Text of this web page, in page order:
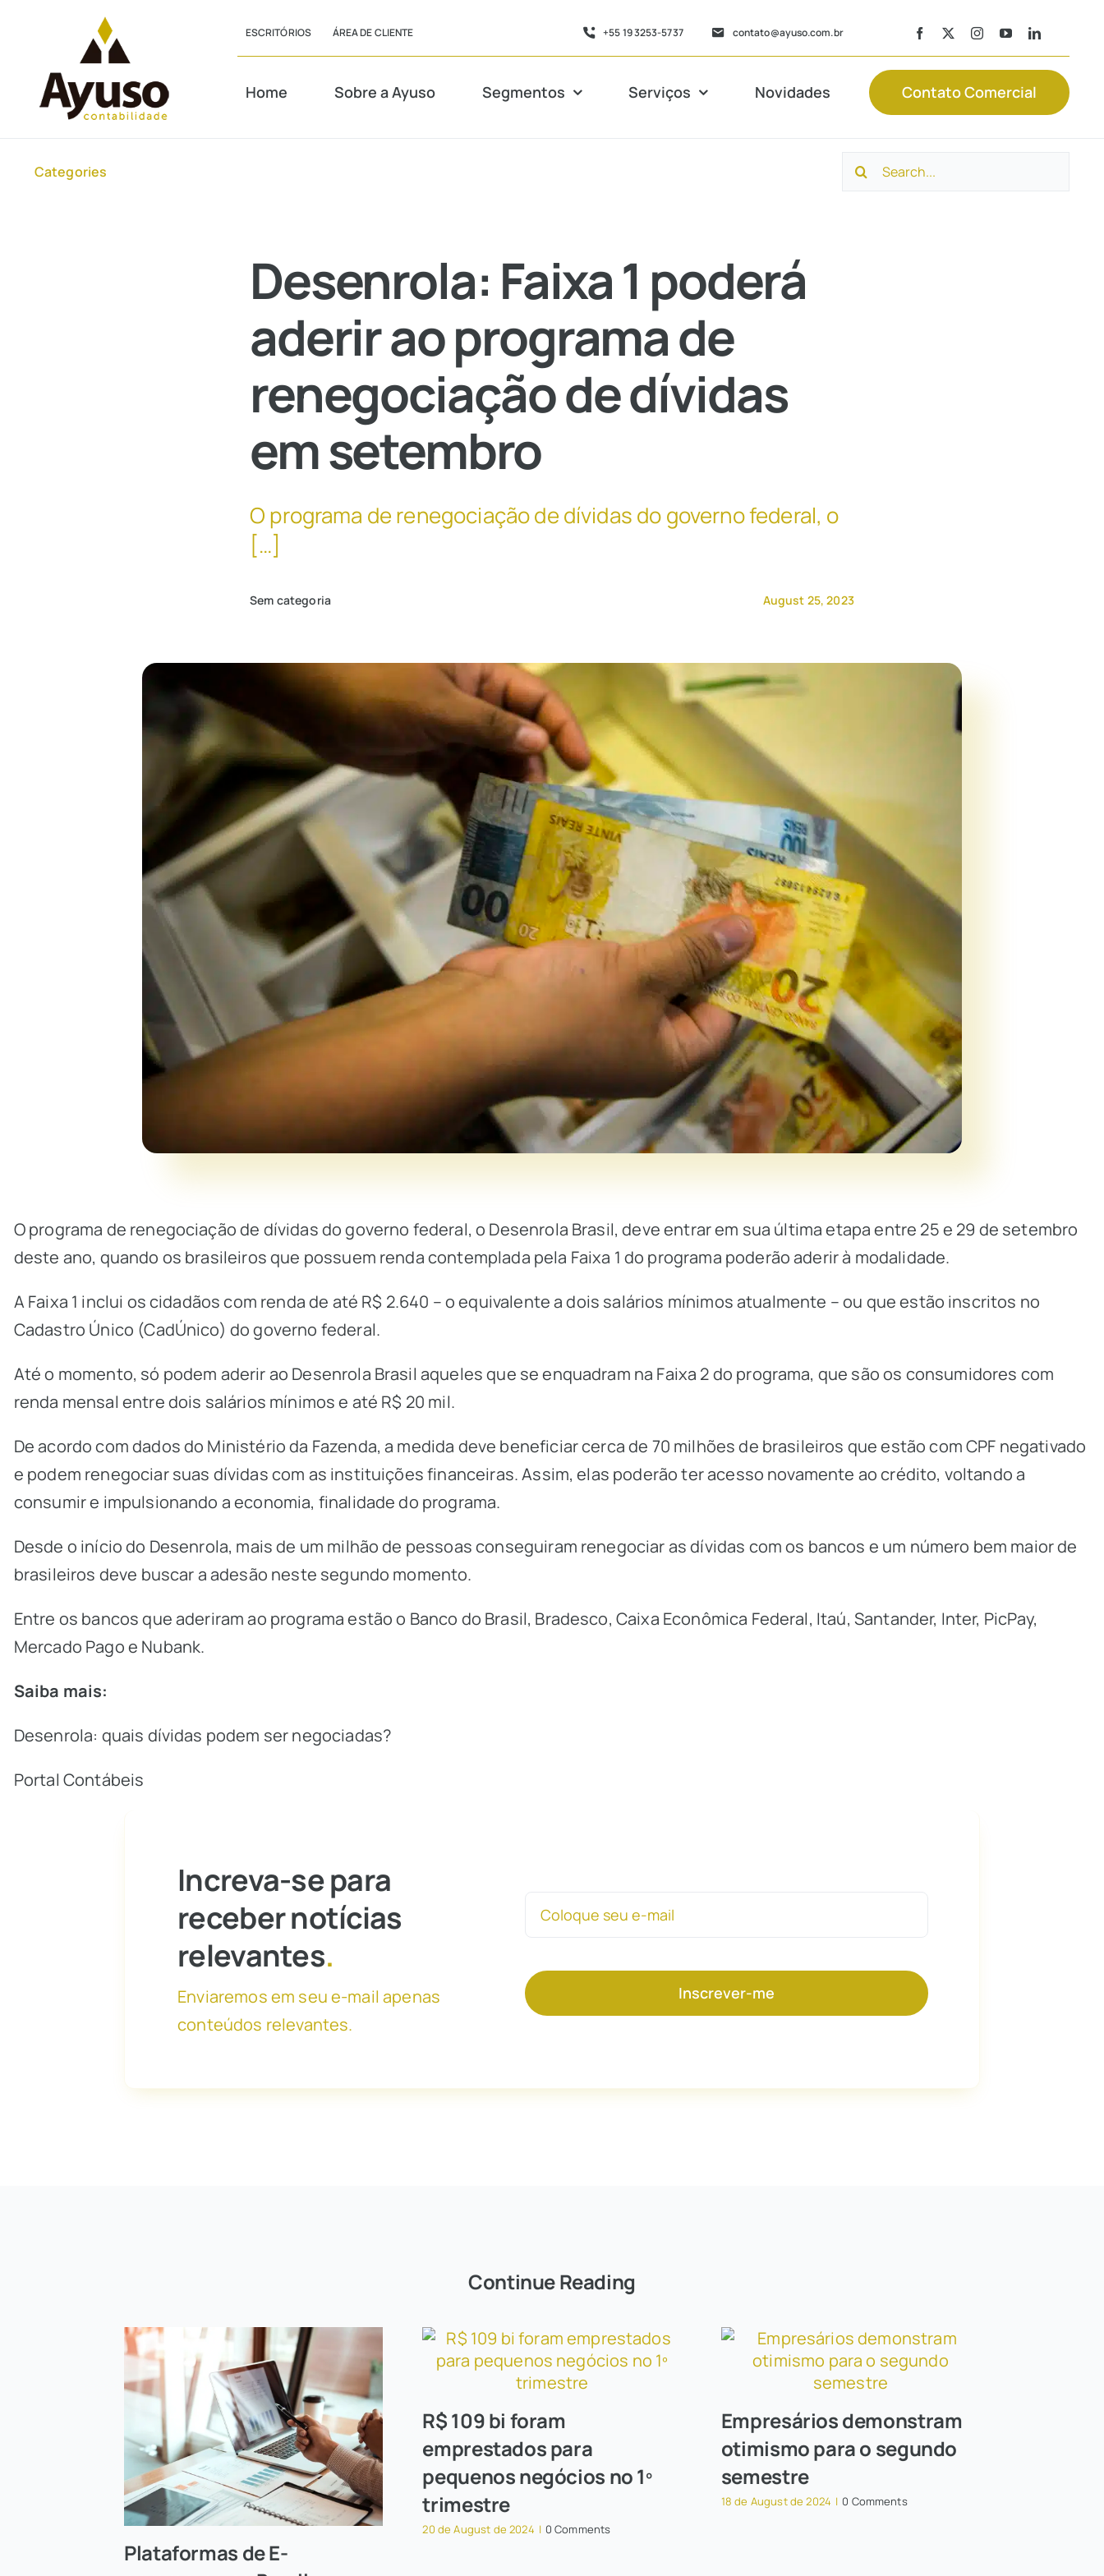
content
ESCRITÓRIOS ÁREA DE CLIENTE +55 19 3253-5737 contato@ayuso.com.br
Home Sobre a Ayuso Segmentos Serviços
Habilitação
para
Serviço de
Transfer Price
Recuperação
de Tributos
Novidades Contato Comercial
Categories
Search
Desenrola: Faixa 1 poderá
aderir ao programa de
renegociação de dívidas
em setembro
O programa de renegociação de dívidas do governo federal, o
[…]
Sem categoria August 25, 2023
O programa de renegociação de dívidas do governo federal, o Desenrola Brasil, deve entrar em sua última etapa entre 25 e 29 de setembro
deste ano, quando os brasileiros que possuem renda contemplada pela Faixa 1 do programa poderão aderir à modalidade.
A Faixa 1 inclui os cidadãos com renda de até R$ 2.640 – o equivalente a dois salários mínimos atualmente – ou que estão inscritos no
Cadastro Único (CadÚnico) do governo federal.
Até o momento, só podem aderir ao Desenrola Brasil aqueles que se enquadram na Faixa 2 do programa, que são os consumidores com
renda mensal entre dois salários mínimos e até R$ 20 mil.
De acordo com dados do Ministério da Fazenda, a medida deve beneficiar cerca de 70 milhões de brasileiros que estão com CPF negativado
e podem renegociar suas dívidas com as instituições financeiras. Assim, elas poderão ter acesso novamente ao crédito, voltando a
consumir e impulsionando a economia, finalidade do programa.
Desde o início do Desenrola, mais de um milhão de pessoas conseguiram renegociar as dívidas com os bancos e um número bem maior de
brasileiros deve buscar a adesão neste segundo momento.
Entre os bancos que aderiram ao programa estão o Banco do Brasil, Bradesco, Caixa Econômica Federal, Itaú, Santander, Inter, PicPay,
Mercado Pago e Nubank.
Saiba mais:
Desenrola: quais dívidas podem ser negociadas?
Portal Contábeis
Increva-se para
receber notícias
relevantes.
Enviaremos em seu e-mail apenas
conteúdos relevantes.
Inscrever-me
Continue Reading
Plataformas de E-
R$ 109 bi foram
emprestados para
pequenos negócios no 1º
trimestre
20 de August de 2024 | 0 Comments
Empresários demonstram
otimismo para o segundo
semestre
18 de August de 2024 | 0 Comments